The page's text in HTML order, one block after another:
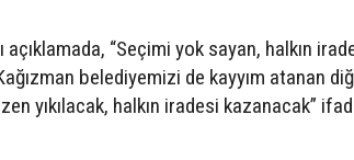
“Seçimi yok sayan, halkın
belediyemizi de kayyım atanan
yıkılacak, halkın iradesi kazanacak”